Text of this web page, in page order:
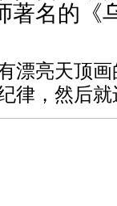
著名的《
漂亮天顶
律，然后